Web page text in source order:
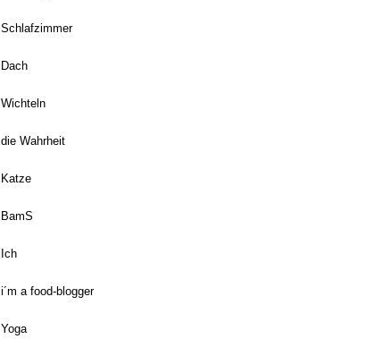
Schlafzimmer
Dach
Wichteln
die Wahrheit
Katze
BamS
Ich
i´m a food-blogger
Yoga